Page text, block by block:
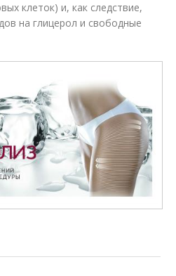
клеток) и, как следствие,
на глицерол и свободные